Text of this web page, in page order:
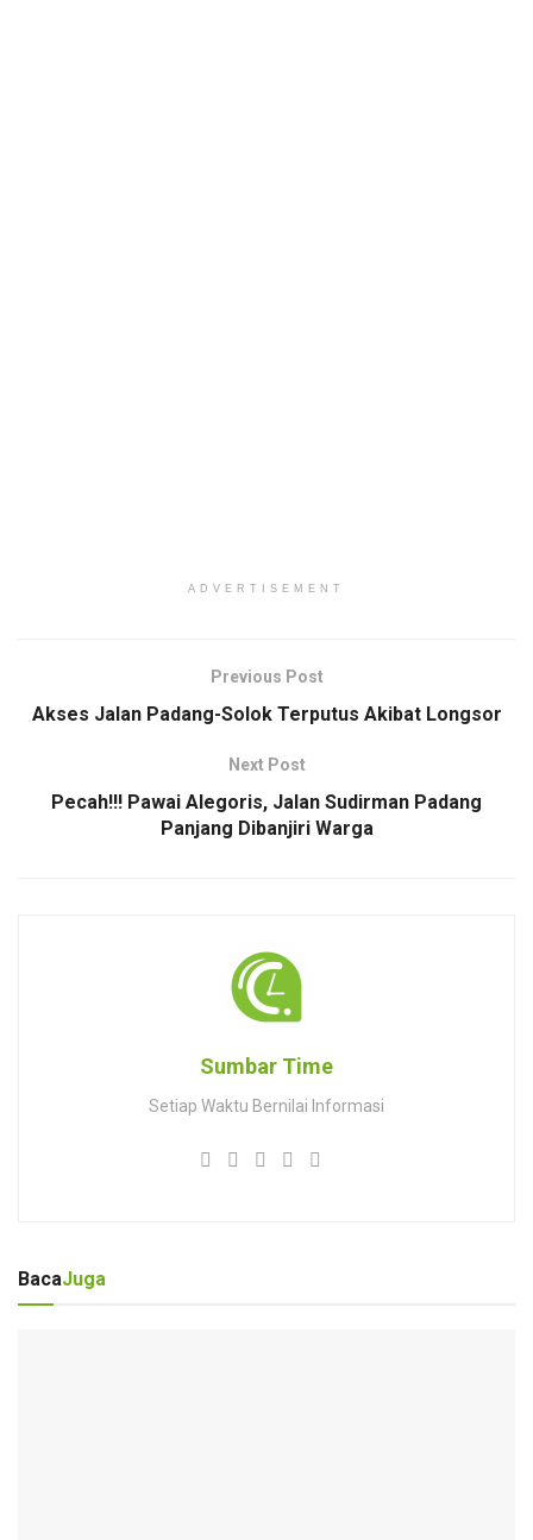
ADVERTISEMENT
Previous Post
Akses Jalan Padang-Solok Terputus Akibat Longsor
Next Post
Pecah!!! Pawai Alegoris, Jalan Sudirman Padang
Panjang Dibanjiri Warga
Sumbar Time
Setiap Waktu Bernilai Informasi
BacaJuga